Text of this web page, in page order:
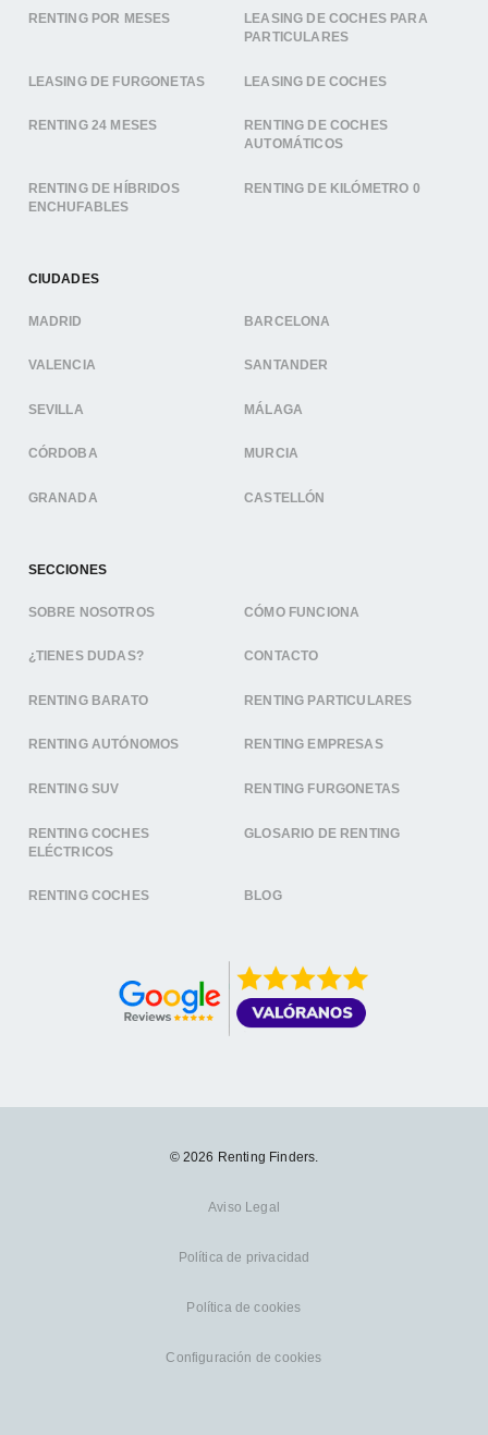
RENTING POR MESES
LEASING DE COCHES PARA
PARTICULARES
LEASING DE FURGONETAS LEASING DE COCHES
RENTING 24 MESES
RENTING DE COCHES
AUTOMÁTICOS
RENTING DE HÍBRIDOS
ENCHUFABLES
RENTING DE KILÓMETRO 0
CIUDADES
MADRID BARCELONA
VALENCIA SANTANDER
SEVILLA MÁLAGA
CÓRDOBA MURCIA
GRANADA CASTELLÓN
SECCIONES
SOBRE NOSOTROS CÓMO FUNCIONA
¿TIENES DUDAS? CONTACTO
RENTING BARATO RENTING PARTICULARES
RENTING AUTÓNOMOS RENTING EMPRESAS
RENTING SUV RENTING FURGONETAS
RENTING COCHES
ELÉCTRICOS
GLOSARIO DE RENTING
RENTING COCHES BLOG
© 2026 Renting Finders.
Aviso Legal
Política de privacidad
Política de cookies
Configuración de cookies